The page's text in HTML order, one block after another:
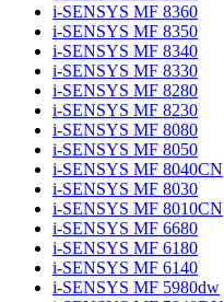
i-SENSYS MF 8360
i-SENSYS MF 8350
i-SENSYS MF 8340
i-SENSYS MF 8330
i-SENSYS MF 8280
i-SENSYS MF 8230
i-SENSYS MF 8080
i-SENSYS MF 8050
i-SENSYS MF 8040CN
i-SENSYS MF 8030
i-SENSYS MF 8010CN
i-SENSYS MF 6680
i-SENSYS MF 6180
i-SENSYS MF 6140
i-SENSYS MF 5980dw